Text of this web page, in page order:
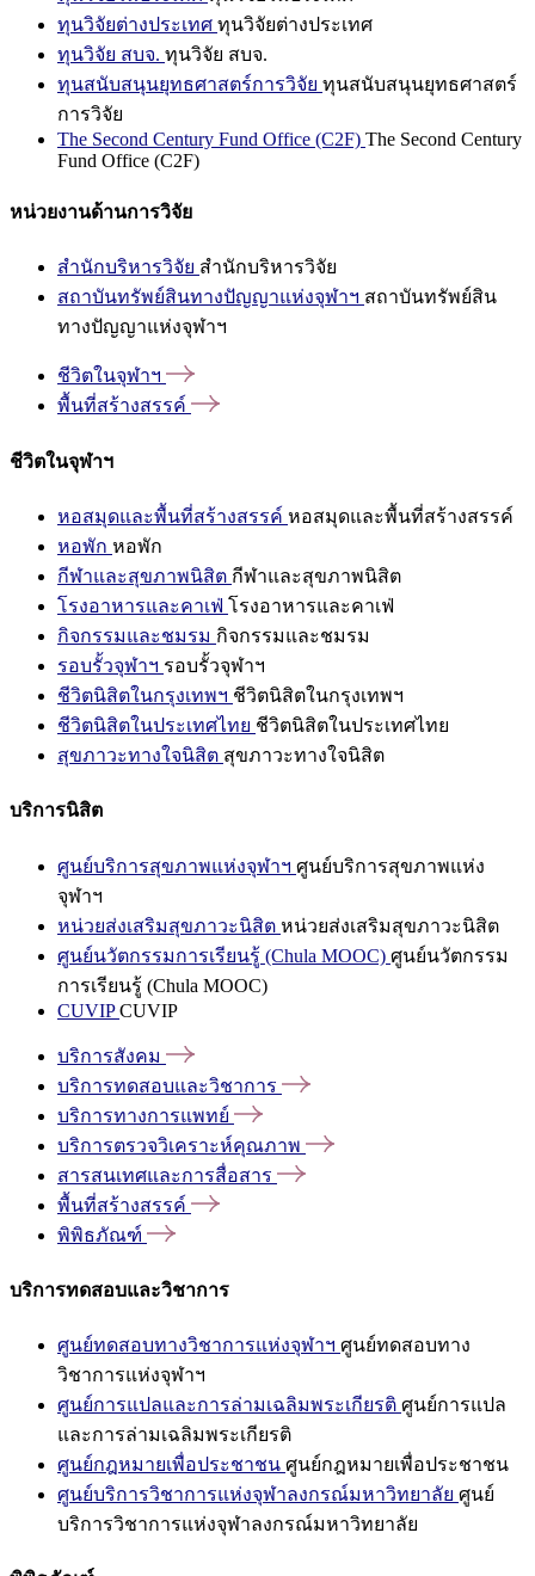
ทุนวิจัยต่างประเทศ ทุนวิจัยต่างประเทศ
ทุนวิจัย สบจ. ทุนวิจัย สบจ.
ทุนสนับสนุนยุทธศาสตร์การวิจัย ทุนสนับสนุนยุทธศาสตร์
การวิจัย
The Second Century Fund Office (C2F) The Second Century
Fund Office (C2F)
หน่วยงานด้านการวิจัย
สำนักบริหารวิจัย สำนักบริหารวิจัย
สถาบันทรัพย์สินทางปัญญาแห่งจุฬาฯ สถาบันทรัพย์สิน
ทางปัญญาแห่งจุฬาฯ
ชีวิตในจุฬาฯ
พื้นที่สร้างสรรค์
ชีวิตในจุฬาฯ
หอสมุดและพื้นที่สร้างสรรค์ หอสมุดและพื้นที่สร้างสรรค์
หอพัก หอพัก
กีฬาและสุขภาพนิสิต กีฬาและสุขภาพนิสิต
โรงอาหารและคาเฟ่ โรงอาหารและคาเฟ่
กิจกรรมและชมรม กิจกรรมและชมรม
รอบรั้วจุฬาฯ รอบรั้วจุฬาฯ
ชีวิตนิสิตในกรุงเทพฯ ชีวิตนิสิตในกรุงเทพฯ
ชีวิตนิสิตในประเทศไทย ชีวิตนิสิตในประเทศไทย
สุขภาวะทางใจนิสิต สุขภาวะทางใจนิสิต
บริการนิสิต
ศูนย์บริการสุขภาพแห่งจุฬาฯ ศูนย์บริการสุขภาพแห่ง
จุฬาฯ
หน่วยส่งเสริมสุขภาวะนิสิต หน่วยส่งเสริมสุขภาวะนิสิต
ศูนย์นวัตกรรมการเรียนรู้ (Chula MOOC) ศูนย์นวัตกรรม
การเรียนรู้ (Chula MOOC)
CUVIPCUVIP
บริการสังคม
บริการทดสอบและวิชาการ
บริการทางการแพทย์
บริการตรวจวิเคราะห์คุณภาพ
สารสนเทศและการสื่อสาร
พื้นที่สร้างสรรค์
พิพิธภัณฑ์
บริการทดสอบและวิชาการ
ศูนย์ทดสอบทางวิชาการแห่งจุฬาฯ ศูนย์ทดสอบทาง
วิชาการแห่งจุฬาฯ
ศูนย์การแปลและการล่ามเฉลิมพระเกียรติ ศูนย์การแปล
และการล่ามเฉลิมพระเกียรติ
ศูนย์กฎหมายเพื่อประชาชน ศูนย์กฎหมายเพื่อประชาชน
ศูนย์บริการวิชาการแห่งจุฬาลงกรณ์มหาวิทยาลัย ศูนย์
บริการวิชาการแห่งจุฬาลงกรณ์มหาวิทยาลัย